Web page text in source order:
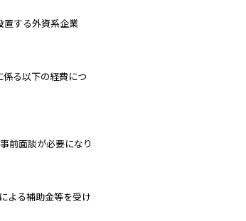
置する外資系企業
る以下の経費につ
前面談が必要になり
よる補助金等を受け